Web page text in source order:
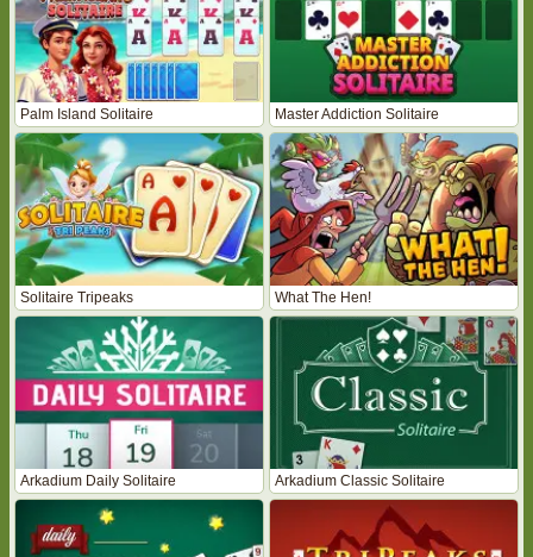
Palm Island Solitaire Master Addiction Solitaire
Solitaire Tripeaks What The Hen!
Arkadium Daily Solitaire Arkadium Classic Solitaire